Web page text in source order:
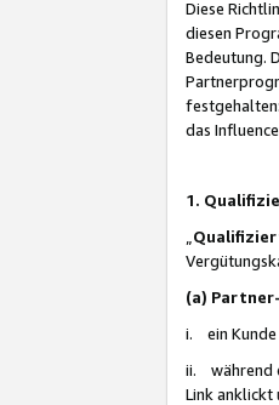
Diese
diesen
Bedeutung.
das
1.
(a)
i. ein Kunde
ii. während
Link anklickt